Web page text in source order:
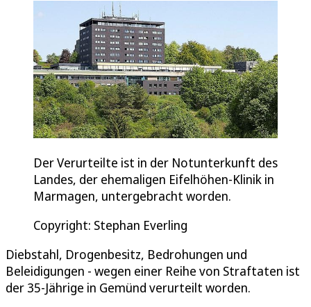
Der Verurteilte ist in der Notunterkunft des
Landes, der ehemaligen Eifelhöhen-Klinik in
Marmagen, untergebracht worden.
Copyright: Stephan Everling
Diebstahl, Drogenbesitz, Bedrohungen und
Beleidigungen - wegen einer Reihe von Straftaten ist
der 35-Jährige in Gemünd verurteilt worden.